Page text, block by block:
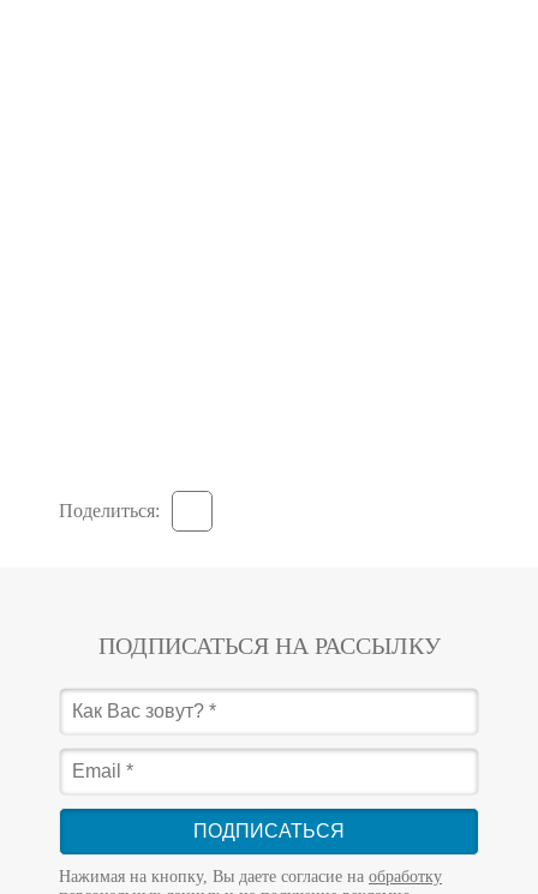
Поделиться:
ПОДПИСАТЬСЯ НА РАССЫЛКУ
ПОДПИСАТЬСЯ
Нажимая на кнопку, Вы даете согласие на обработку